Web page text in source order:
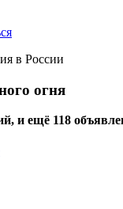
в России
огня
и ещё 118